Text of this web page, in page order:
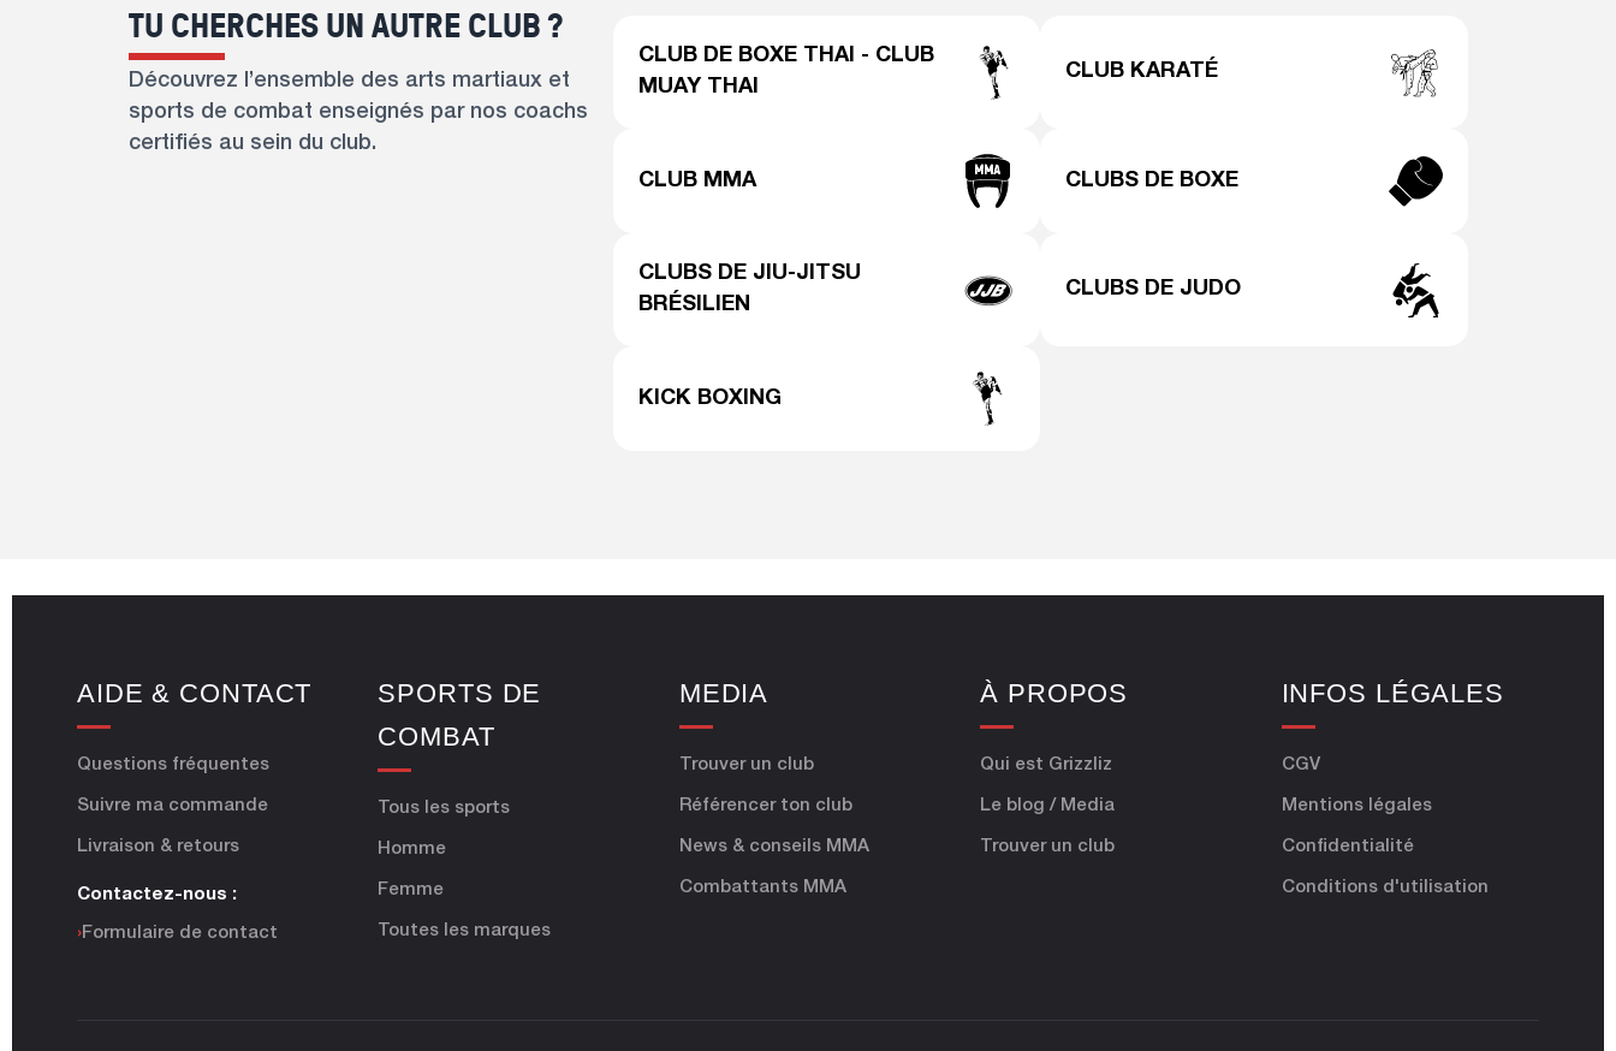
TU CHERCHES UN AUTRE CLUB ?
Découvrez l’ensemble des arts martiaux et
sports de combat enseignés par nos coachs
certifiés au sein du club.
CLUB DE BOXE THAI - CLUB
MUAY THAI
CLUB KARATÉ
CLUB MMA CLUBS DE BOXE
CLUBS DE JIU-JITSU
BRÉSILIEN
CLUBS DE JUDO
KICK BOXING
AIDE & CONTACT
Questions fréquentes
Suivre ma commande
Livraison & retours
Contactez-nous :
›Formulaire de contact
SPORTS DE
COMBAT
Tous les sports
Homme
Femme
Toutes les marques
MEDIA
Trouver un club
Référencer ton club
News & conseils MMA
Combattants MMA
À PROPOS
Qui est Grizzliz
Le blog / Media
Trouver un club
INFOS LÉGALES
CGV
Mentions légales
Confidentialité
Conditions d'utilisation